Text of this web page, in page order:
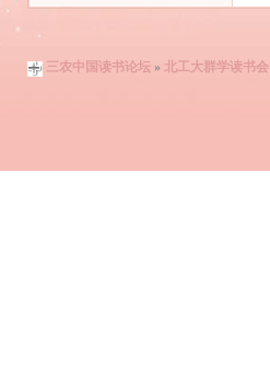
三农中国读书论坛 » 北工大群学读书会